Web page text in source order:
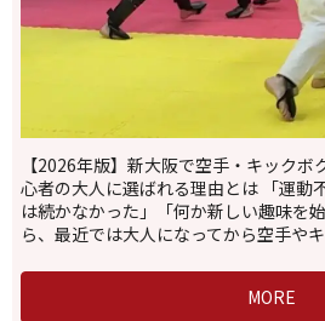
【2026年版】新大阪で空手・キック
心者の大人に選ばれる理由とは 「運動
は続かなかった」「何か新しい趣味を
ら、最近では大人になってから空手や
MORE